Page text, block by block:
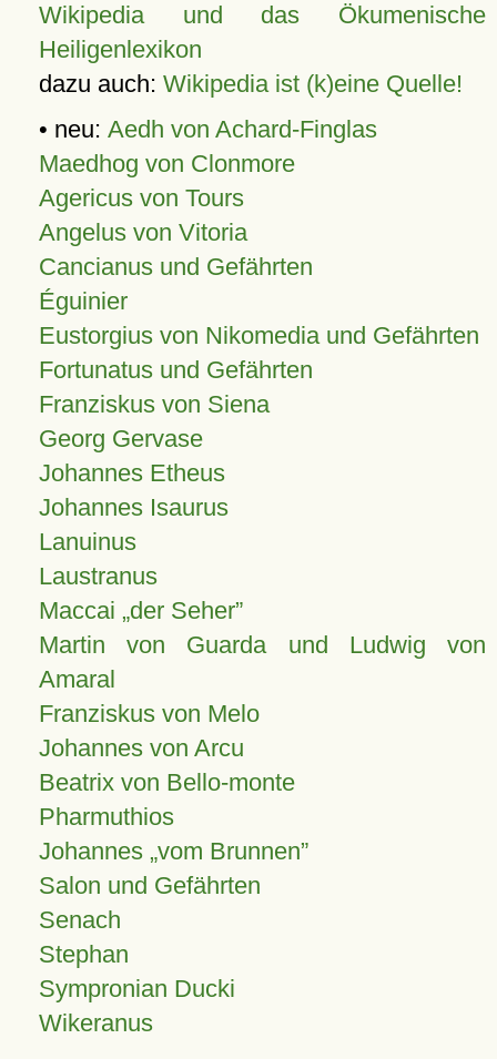
Wikipedia und das Ökumenische
Heiligenlexikon
dazu auch: Wikipedia ist (k)eine Quelle!
• neu: Aedh von Achard-Finglas
Maedhog von Clonmore
Agericus von Tours
Angelus von Vitoria
Cancianus und Gefährten
Éguinier
Eustorgius von Nikomedia und Gefährten
Fortunatus und Gefährten
Franziskus von Siena
Georg Gervase
Johannes Etheus
Johannes Isaurus
Lanuinus
Laustranus
Maccai „der Seher”
Martin von Guarda und Ludwig von
Amaral
Franziskus von Melo
Johannes von Arcu
Beatrix von Bello-monte
Pharmuthios
Johannes vom Brunnen
Salon und Gefährten
Senach
Stephan
Sympronian Ducki
Wikeranus